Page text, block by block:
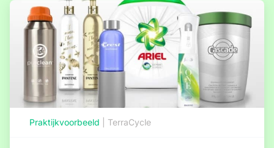
Praktijkvoorbeeld TerraCycle